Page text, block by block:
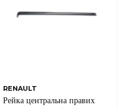
RENAULT
Рейка центральна правих